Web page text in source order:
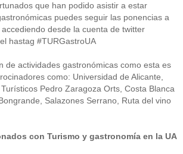
que han podido asistir a estar
puedes seguir las ponencias a
desde la cuenta de twitter
hastag #TURGastroUA
de actividades gastronómicas como esta es
como: Universidad de Alicante,
Pedro Zaragoza Orts, Costa Blanca
Salazones Serrano, Ruta del vino
con Turismo y gastronomía en la UA